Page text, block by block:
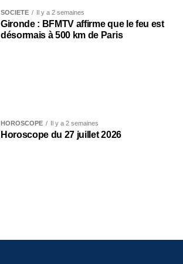
SOCIÉTÉ Il y a 2 semaines
Gironde : BFMTV affirme que le feu est
désormais à 500 km de Paris
HOROSCOPE Il y a 2 semaines
Horoscope du 27 juillet 2026